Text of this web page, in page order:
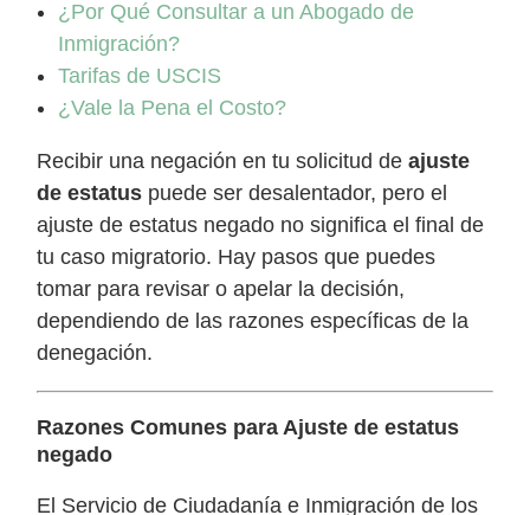
¿Por Qué Consultar a un Abogado de
Inmigración?
Tarifas de USCIS
¿Vale la Pena el Costo?
Recibir una negación en tu solicitud de ajuste
de estatus puede ser desalentador, pero el
ajuste de estatus negado no significa el final de
tu caso migratorio. Hay pasos que puedes
tomar para revisar o apelar la decisión,
dependiendo de las razones específicas de la
denegación.
Razones Comunes para Ajuste de estatus
negado
El Servicio de Ciudadanía e Inmigración de los